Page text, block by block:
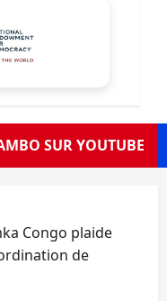
SUR YOUTUBE
Congo plaide
de